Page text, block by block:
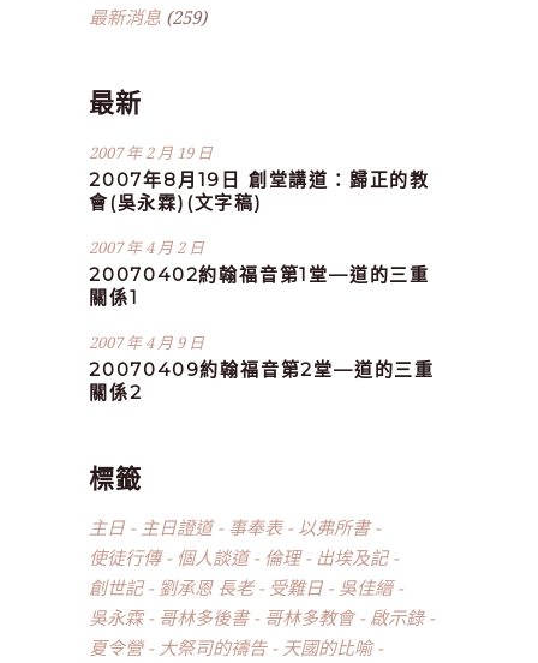
最新消息 (259)
最新
2007 年 2 月 19 日
2007年8月19日 創堂講道：歸正的教
會(吳永霖)(文字稿)
2007 年 4 月 2 日
20070402約翰福音第1堂—道的三重
關係1
2007 年 4 月 9 日
20070409約翰福音第2堂—道的三重
關係2
標籤
主日 主日證道 事奉表
以弗所書
使徒行傳
個人談道 倫理
出埃及記
創世記
劉承恩 長老 受難日
吳佳縉
吳永霖
哥林多後書 哥林多教會
啟示錄
夏令營
大祭司的禱告
天國的比喻